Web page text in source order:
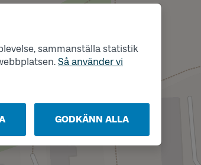
sammanställa statistik
Så använder vi
GODKÄNN ALLA